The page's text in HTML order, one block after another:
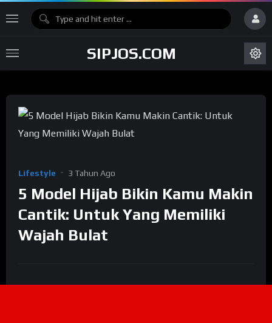
SIPJOS.COM
Lifestyle 3 Tahun Ago
5 Model Hijab Bikin Kamu Makin
Cantik: Untuk Yang Memiliki
Wajah Bulat